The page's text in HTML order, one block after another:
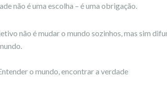
não é uma escolha – é uma obrigação.
não é mudar o mundo sozinhos, mas sim
o mundo, encontrar a verdade